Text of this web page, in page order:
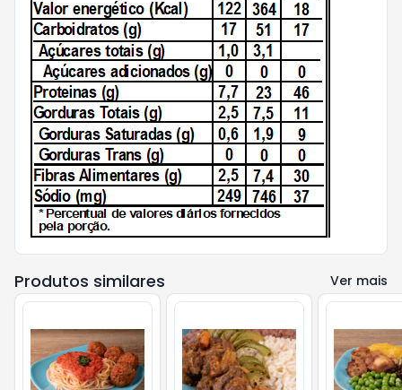
Produtos similares Ver mais